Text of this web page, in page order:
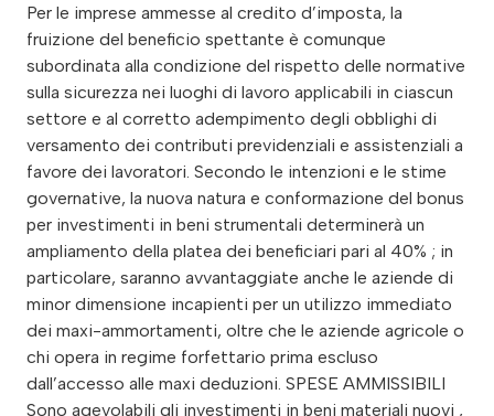
Per le imprese ammesse al credito d’imposta, la
fruizione del beneficio spettante è comunque
subordinata alla condizione del rispetto delle normative
sulla sicurezza nei luoghi di lavoro applicabili in ciascun
settore e al corretto adempimento degli obblighi di
versamento dei contributi previdenziali e assistenziali a
favore dei lavoratori. Secondo le intenzioni e le stime
governative, la nuova natura e conformazione del bonus
per investimenti in beni strumentali determinerà un
ampliamento della platea dei beneficiari pari al 40% ; in
particolare, saranno avvantaggiate anche le aziende di
minor dimensione incapienti per un utilizzo immediato
dei maxi-ammortamenti, oltre che le aziende agricole o
chi opera in regime forfettario prima escluso
dall’accesso alle maxi deduzioni. SPESE AMMISSIBILI
Sono agevolabili gli investimenti in beni materiali nuovi ,